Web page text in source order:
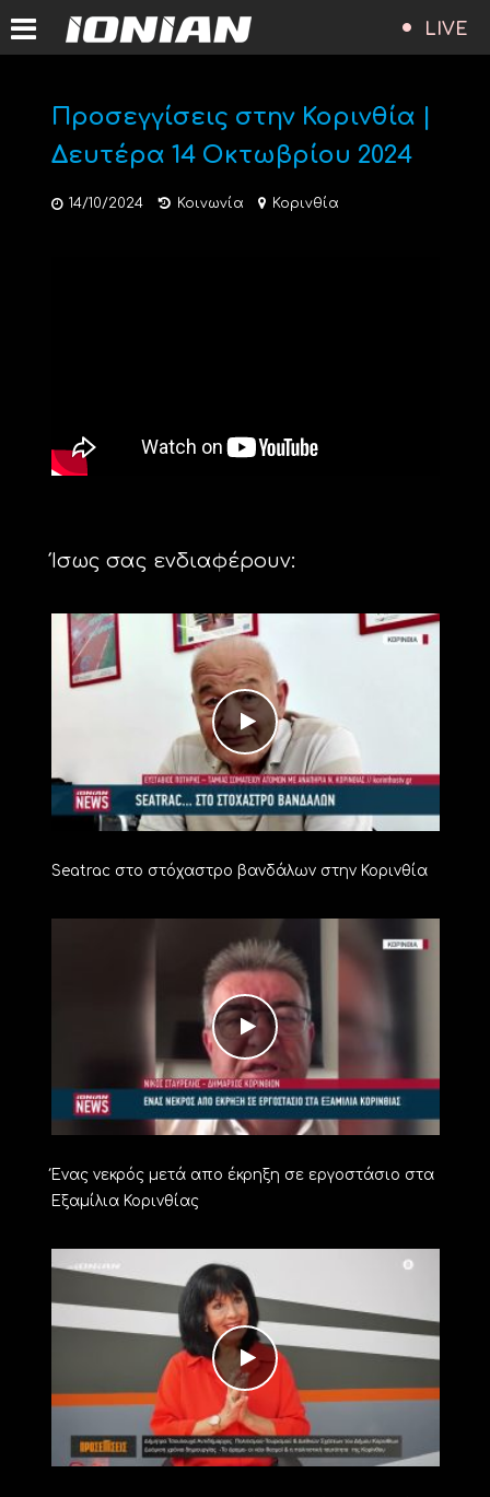
LIVE
Προσεγγίσεις στην Κορινθία |
Δευτέρα 14 Οκτωβρίου 2024
14/10/2024 Κοινωνία Κορινθία
Ίσως σας ενδιαφέρουν:
Seatrac στο στόχαστρο βανδάλων στην Κορινθία
Ένας νεκρός μετά απο έκρηξη σε εργοστάσιο στα
Εξαμίλια Κορινθίας